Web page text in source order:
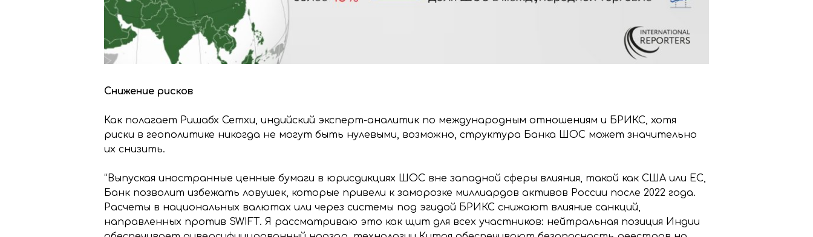
Снижение рисков
Как полагает Ришабх Сетхи, индийский эксперт-аналитик по международным отношениям и БРИКС, хотя
риски в геополитике никогда не могут быть нулевыми, возможно, структура Банка ШОС может значительно
их снизить.
“Выпуская иностранные ценные бумаги в юрисдикциях ШОС вне западной сферы влияния, такой как США или ЕС,
Банк позволит избежать ловушек, которые привели к заморозке миллиардов активов России после 2022 года.
Расчеты в национальных валютах или через системы под эгидой БРИКС снижают влияние санкций,
направленных против SWIFT. Я рассматриваю это как щит для всех участников: нейтральная позиция Индии